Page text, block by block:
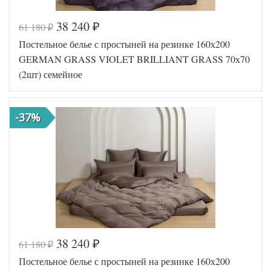
Код товара
561-951
Артикул
GG-12162
70
Ткань
Сатин
Размер
пододеяльника
150х200
(2шт)
Размер
простыни
160х200
German
Grass
(Австрия)
Код товара
562-168
Артикул
GG-26162
61 180₽ 38 240 ₽
Постельное белье с простыней на резинке 160х200
GERMAN GRASS VIOLET BRILLIANT GRASS 70х70
(2шт) семейное
-37%
61 180₽ 38 240 ₽
Постельное белье с простыней на резинке 160х200